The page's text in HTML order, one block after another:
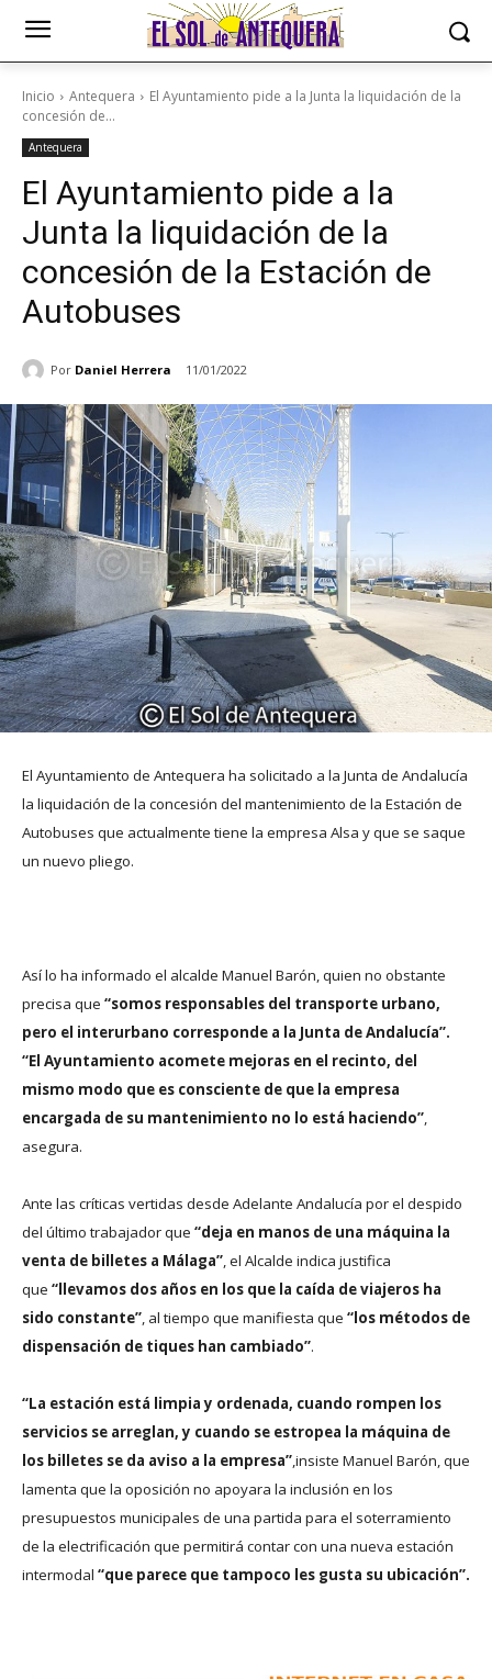
Inicio Antequera
El Ayuntamiento pide a la Junta la liquidación de la
concesión de...
Antequera
El Ayuntamiento pide a la
Junta la liquidación de la
concesión de la Estación de
Autobuses
Por Daniel Herrera 11/01/2022
El Ayuntamiento de Antequera ha solicitado a la Junta de Andalucía
la liquidación de la concesión del mantenimiento de la Estación de
Autobuses que actualmente tiene la empresa Alsa y que se saque
un nuevo pliego.
Así lo ha informado el alcalde Manuel Barón, quien no obstante
precisa que “somos responsables del transporte urbano,
pero el interurbano corresponde a la Junta de Andalucía”.
“El Ayuntamiento acomete mejoras en el recinto, del
mismo modo que es consciente de que la empresa
encargada de su mantenimiento no lo está haciendo”,
asegura.
Ante las críticas vertidas desde Adelante Andalucía por el despido
del último trabajador que “deja en manos de una máquina la
venta de billetes a Málaga”, el Alcalde indica justifica
que “llevamos dos años en los que la caída de viajeros ha
sido constante”, al tiempo que manifiesta que “los métodos de
dispensación de tiques han cambiado”.
“La estación está limpia y ordenada, cuando rompen los
servicios se arreglan, y cuando se estropea la máquina de
los billetes se da aviso a la empresa”,insiste Manuel Barón, que
lamenta que la oposición no apoyara la inclusión en los
presupuestos municipales de una partida para el soterramiento
de la electrificación que permitirá contar con una nueva estación
intermodal “que parece que tampoco les gusta su ubicación”.